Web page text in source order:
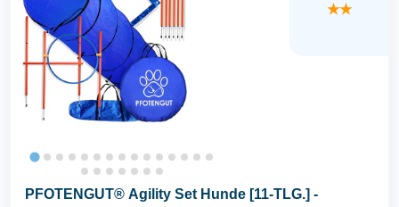
★★
PFOTENGUT® Agility Set Hunde [11-TLG.] -